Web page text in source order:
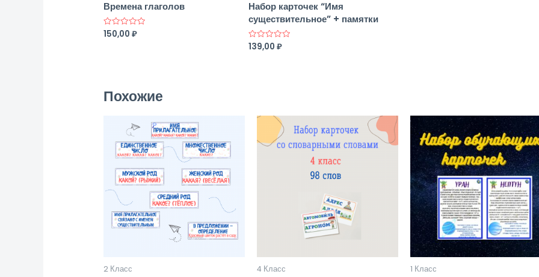
Времена глаголов
Оценка
150,00₽
Набор карточек “Имя
существительное” + памятки
Оценка
139,00 ₽
Похожие
2 Класс 4 Класс 1 Класс